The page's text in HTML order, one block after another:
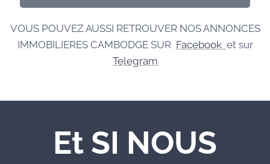
VOUS POUVEZ AUSSI RETROUVER NOS ANNONCES
IMMOBILIERES CAMBODGE SUR Facebook et sur
Telegram
Et SI NOUS